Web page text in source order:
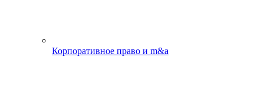
Корпоративное право и m&a